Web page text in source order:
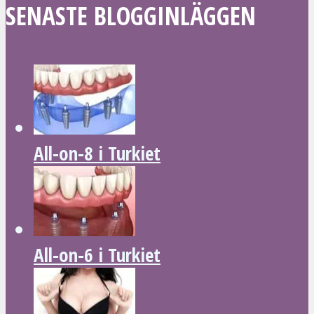
SENASTE BLOGGINLÄGGEN
All-on-8 i Turkiet
All-on-6 i Turkiet